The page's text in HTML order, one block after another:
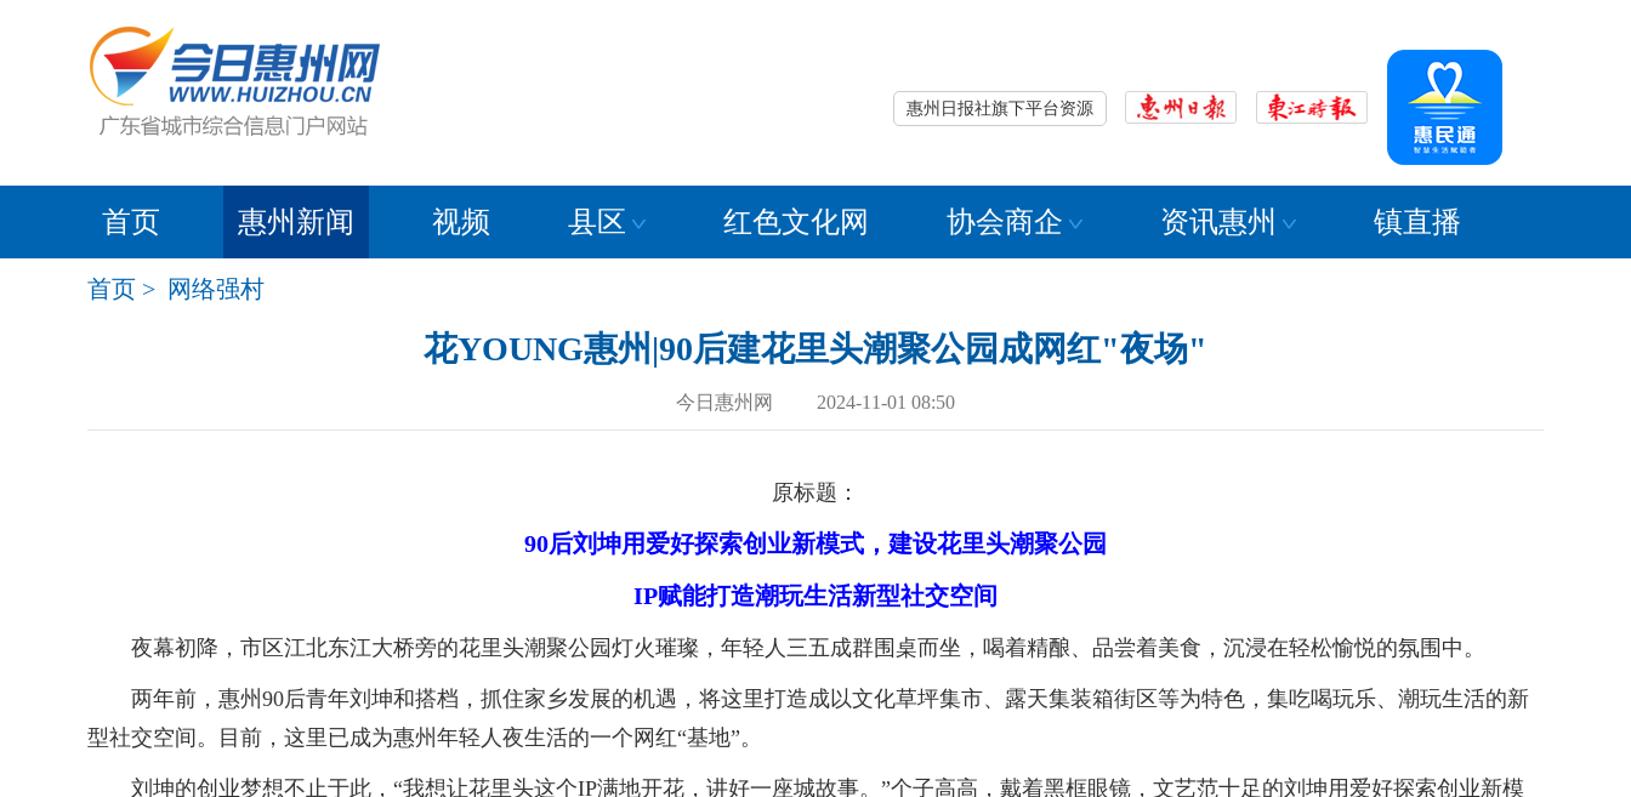
惠州日报社旗下平台资源
首页 惠州新闻 视频 县区 红色文化网 协会商企 资讯惠州 镇直播
首页 > 网络强村
花YOUNG惠州|90后建花里头潮聚公园成网红"夜场"
今日惠州网 2024-11-01 08:50
原标题：
90后刘坤用爱好探索创业新模式，建设花里头潮聚公园
IP赋能打造潮玩生活新型社交空间
夜幕初降，市区江北东江大桥旁的花里头潮聚公园灯火璀璨，年轻人三五成群围桌而坐，喝着精酿、品尝着美食，沉浸在轻松愉悦的氛围中。
两年前，惠州90后青年刘坤和搭档，抓住家乡发展的机遇，将这里打造成以文化草坪集市、露天集装箱街区等为特色，集吃喝玩乐、潮玩生活的新
型社交空间。目前，这里已成为惠州年轻人夜生活的一个网红“基地”。
刘坤的创业梦想不止于此，“我想让花里头这个IP满地开花，讲好一座城故事。”个子高高，戴着黑框眼镜，文艺范十足的刘坤用爱好探索创业新模